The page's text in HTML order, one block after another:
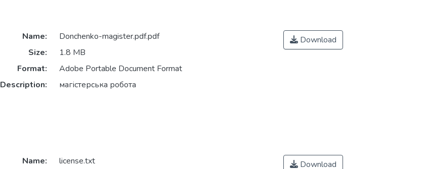
Name:
Donchenko-magister.pdf.pdf
Size:
1.8 MB
Format:
Adobe Portable Document Format
Description:
магістерська робота
Download
Name:
license.txt Download